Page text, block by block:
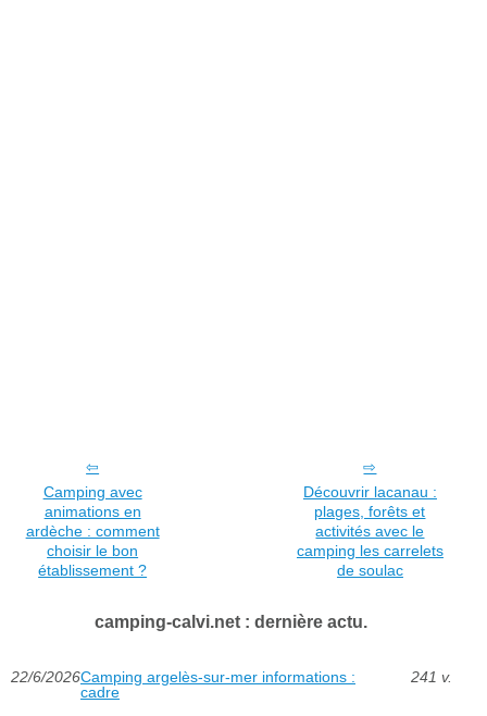
Camping avec
animations en
ardèche : comment
choisir le bon
établissement ?
Découvrir lacanau :
plages, forêts et
activités avec le
camping les carrelets
de soulac
camping-calvi.net : dernière actu.
22/6/2026Camping argelès-sur-mer informations :
cadre
241 v.